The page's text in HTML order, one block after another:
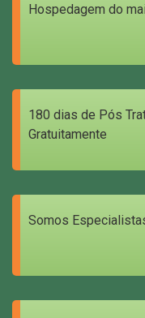
Hospedagem do
180 dias de Pós
Gratuitamente
Somos